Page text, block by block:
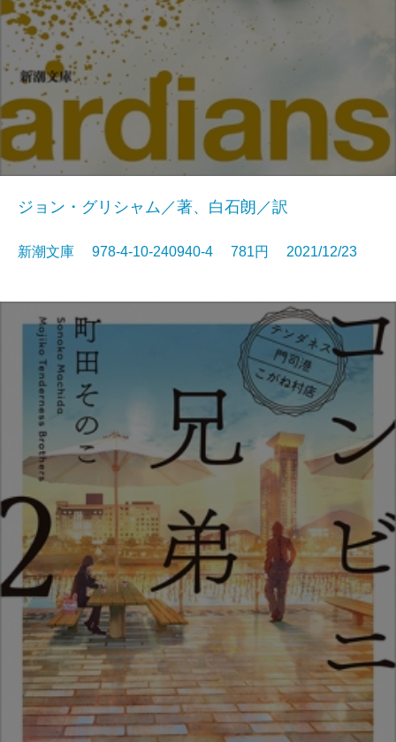
ジョン・グリシャム／著、白石朗／訳
新潮文庫 978-4-10-240940-4 781円 2021/12/23